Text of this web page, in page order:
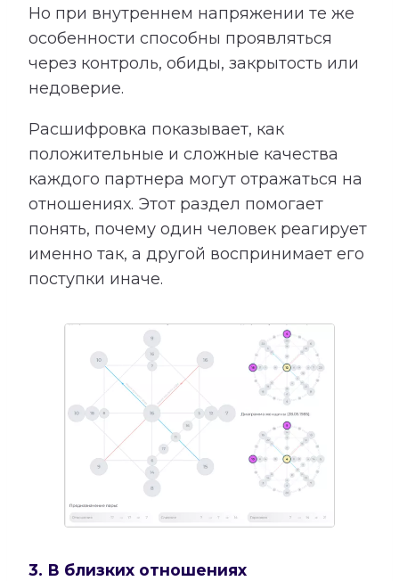
Но при внутреннем напряжении те же
особенности способны проявляться
через контроль, обиды, закрытость или
недоверие.
Расшифровка показывает, как
положительные и сложные качества
каждого партнера могут отражаться на
отношениях. Этот раздел помогает
понять, почему один человек реагирует
именно так, а другой воспринимает его
поступки иначе.
3. В близких отношениях